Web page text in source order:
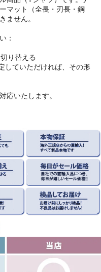
マット（全長・刃長・鋼
ません。
：
り替える
していただければ、その形
応いたします。